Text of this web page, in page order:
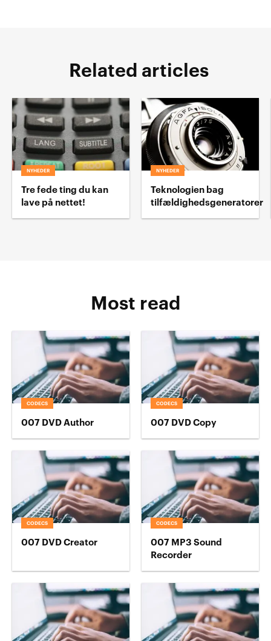
Related articles
NYHEDER
Tre fede ting du kan
lave på nettet!
NYHEDER
Teknologien bag
tilfældighedsgeneratorer
Most read
CODECS
007 DVD Author
CODECS
007 DVD Copy
CODECS
007 DVD Creator
CODECS
007 MP3 Sound
Recorder